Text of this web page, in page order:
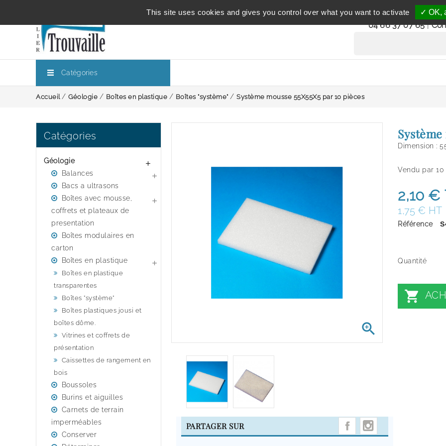
Service clientèle
du lundi au vendredi
04 66 37 07 65|
Catégories
Accueil Géologie Boîtes en plastique Boîtes "système" Système mousse 55X55X5 par 10 pièces
Catégories
Géologie 
Balances 
Bacs a ultrasons
Boîtes avec mousse,
coffrets et plateaux de
presentation

Boîtes modulaires en
carton
Boîtes en plastique

Boîtes en plastique
transparentes
Boîtes "système"
Boîtes plastiques jousi et
boîtes dôme.
Vitrines et coffrets de
présentation
Caissettes de rangement en
bois
Boussoles
Burins et aiguilles
Carnets de terrain
imperméables
Conserver

Système
Dimension :
Vendu par
2,10 €
1,75 € HT
Référence
Quantité

PARTAGER SUR
This site uses cookies and gives you control over what you want to activate ✓ OK,